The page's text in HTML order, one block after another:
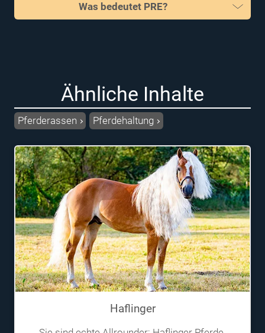
Was bedeutet PRE?
Ähnliche Inhalte
Pferderassen Pferdehaltung
Haflinger